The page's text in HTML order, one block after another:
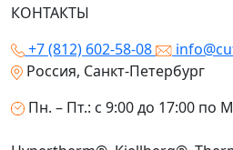
КОНТАКТЫ
+7 (812) 602-58-08
Россия, Санкт-Петербург
Пн. – Пт.: с 9:00 до 17:00 по